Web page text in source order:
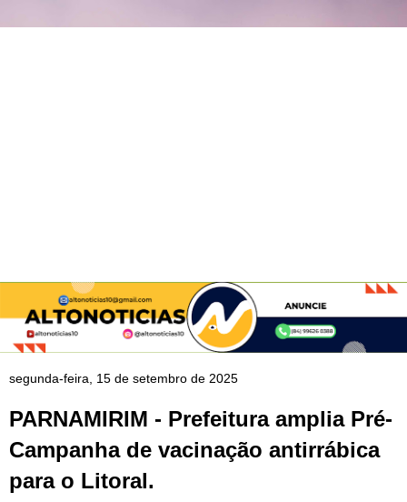
segunda-feira, 15 de setembro de 2025
PARNAMIRIM - Prefeitura amplia Pré-
Campanha de vacinação antirrábica
para o Litoral.